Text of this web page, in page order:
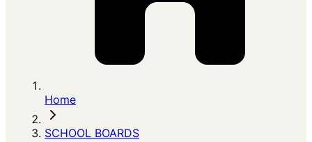
Home
SCHOOL BOARDS